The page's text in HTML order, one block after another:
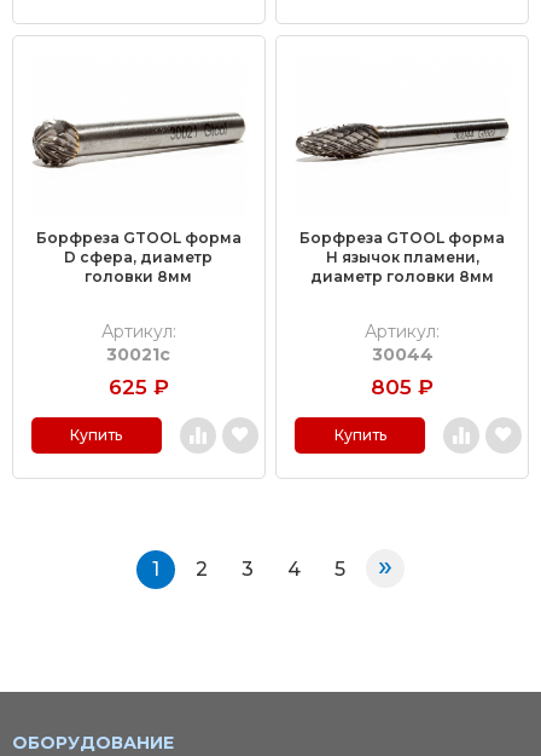
Борфреза GTOOL форма
D сфера, диаметр
головки 8мм
Артикул:
30021с
625 ₽
Купить
Борфреза GTOOL форма
H язычок пламени,
диаметр головки 8мм
Артикул:
30044
805 ₽
Купить
1 2 3 4 5 »
ОБОРУДОВАНИЕ